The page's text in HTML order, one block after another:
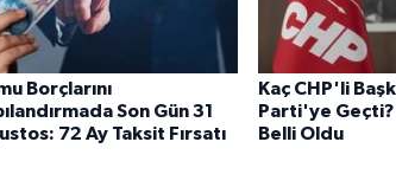
Borçlarını
Son Gün 31
72 Ay Taksit Fırsatı
Kaç CHP'li
Parti'ye
Belli Oldu